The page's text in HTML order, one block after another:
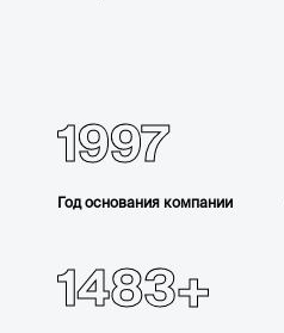
1997
Год основания компании
1483